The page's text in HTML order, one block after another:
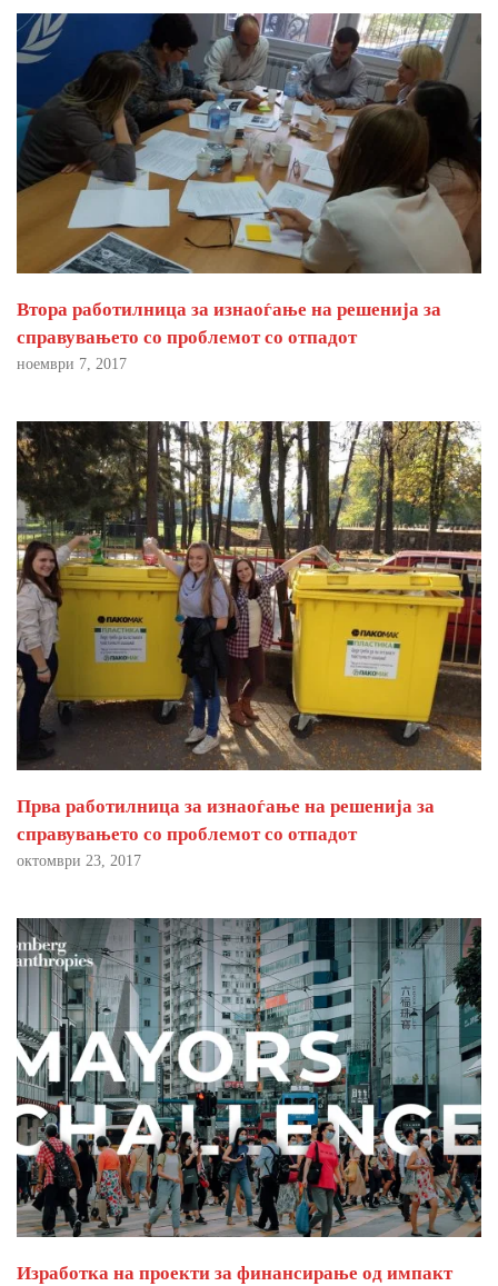
Втора работилница за изнаоѓање на решенија за
справувањето со проблемот со отпадот
ноември 7, 2017
Прва работилница за изнаоѓање на решенија за
справувањето со проблемот со отпадот
октомври 23, 2017
Изработка на проекти за финансирање од импакт